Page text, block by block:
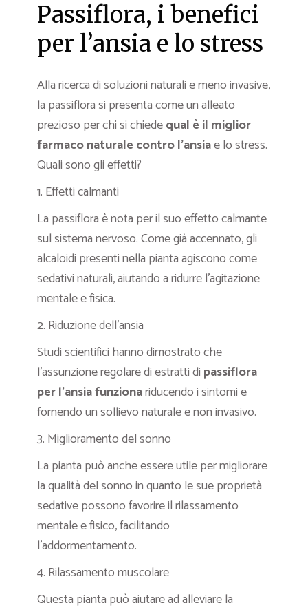
Passiflora, i benefici
per l’ansia e lo stress
Alla ricerca di soluzioni naturali e meno invasive,
la passiflora si presenta come un alleato
prezioso per chi si chiedequal è il miglior
farmaco naturale contro l’ansiae lo stress.
Quali sono gli effetti?
1. Effetti calmanti
La passiflora è nota per il suo effetto calmante
sul sistema nervoso. Come già accennato, gli
alcaloidi presenti nella pianta agiscono come
sedativi naturali, aiutando a ridurre l’agitazione
mentale e fisica.
2. Riduzione dell’ansia
Studi scientifici hanno dimostrato che
l’assunzione regolare di estratti di passiflora
per l’ansia funzionariducendo i sintomi e
fornendo un sollievo naturale e non invasivo.
3. Miglioramento del sonno
La pianta può anche essere utile per migliorare
la qualità del sonno in quanto le sue proprietà
sedative possono favorire il rilassamento
mentale e fisico, facilitando
l’addormentamento.
4. Rilassamento muscolare
Questa pianta può aiutare ad alleviare la